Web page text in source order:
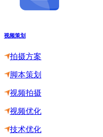
视频策划
拍摄方案
脚本策划
视频拍摄
视频优化
技术优化